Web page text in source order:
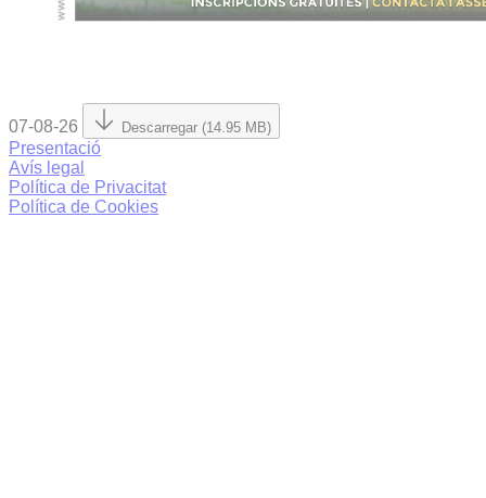
07-08-26 Descarregar (14.95 MB)
Presentació
Avís legal
Política de Privacitat
Política de Cookies